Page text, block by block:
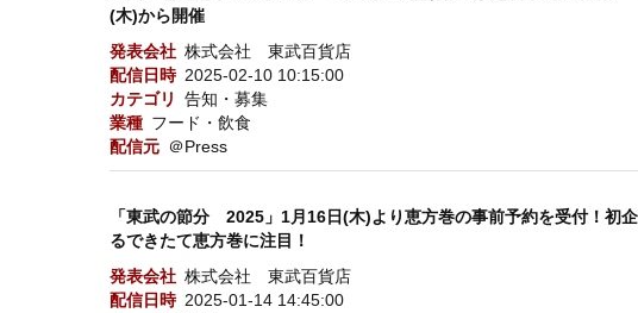
(木)から開催
発表会社 株式会社 東武百貨店
配信日時 2025-02-10 10:15:00
カテゴリ
告知・募集
業種 フード・飲食
配信元 ＠Press
「東武の節分 2025」1月16日(木)より恵方巻の事前予約を受付！初
るできたて恵方巻に注目！
発表会社 株式会社 東武百貨店
配信日時 2025-01-14 14:45:00